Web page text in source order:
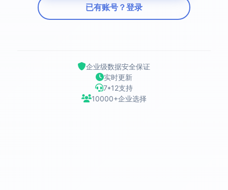
已有账号？登录
企业级数据安全保证
实时更新
7*12支持
10000+企业选择